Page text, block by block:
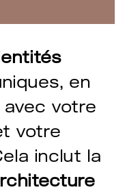
en
votre
votre
inclut la